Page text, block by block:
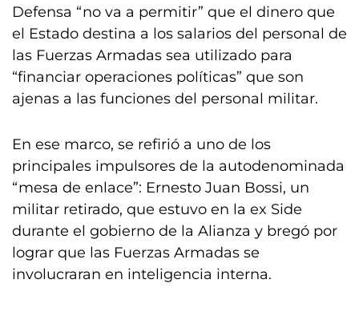
Defensa “no va a permitir” que el dinero que
el Estado destina a los salarios del personal de
las Fuerzas Armadas sea utilizado para
“financiar operaciones políticas” que son
ajenas a las funciones del personal militar.
En ese marco, se refirió a uno de los
principales impulsores de la autodenominada
“mesa de enlace”: Ernesto Juan Bossi, un
militar retirado, que estuvo en la ex Side
durante el gobierno de la Alianza y bregó por
lograr que las Fuerzas Armadas se
involucraran en inteligencia interna.